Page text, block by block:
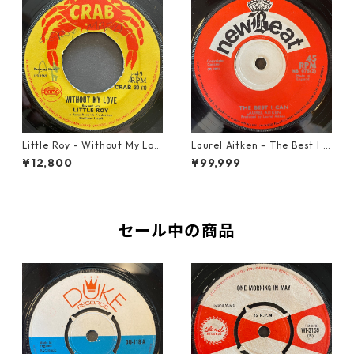
Little Roy - Without My Lov
e【7-21990】
¥12,800
Laurel Aitken ‎– The Best I C
an【7-22012】
¥99,999
セール中の商品